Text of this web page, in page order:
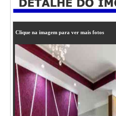
Clique na imagem para ver mais fotos